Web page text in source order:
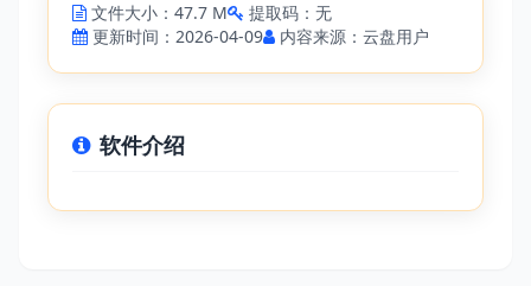
文件大小：47.7 M
提取码：无
更新时间：2026-04-09
内容来源：云盘用户
软件介绍